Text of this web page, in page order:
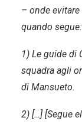
– onde
quando segue:
1) Le guide di
squadra agli
di Mansueto.
2) […] [Segue